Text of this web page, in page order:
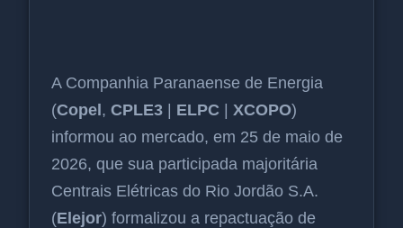
A Companhia Paranaense de Energia
(Copel, CPLE3 | ELPC | XCOPO)
informou ao mercado, em 25 de maio de
2026, que sua participada majoritária
Centrais Elétricas do Rio Jordão S.A.
(Elejor) formalizou a repactuação de